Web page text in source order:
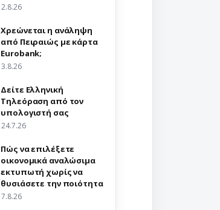
2.8.26
Χρεώνεται η ανάληψη
από Πειραιώς με κάρτα
Eurobank;
3.8.26
Δείτε Ελληνική
Τηλεόραση από τον
υπολογιστή σας
24.7.26
Πώς να επιλέξετε
οικονομικά αναλώσιμα
εκτυπωτή χωρίς να
θυσιάσετε την ποιότητα
7.8.26